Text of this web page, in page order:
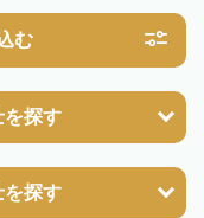
む
を探す
を探す